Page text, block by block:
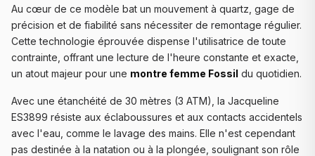
Au cœur de ce modèle bat un mouvement à quartz, gage de
précision et de fiabilité sans nécessiter de remontage régulier.
Cette technologie éprouvée dispense l'utilisatrice de toute
contrainte, offrant une lecture de l'heure constante et exacte,
un atout majeur pour une montre femme Fossil du quotidien.
Avec une étanchéité de 30 mètres (3 ATM), la Jacqueline
ES3899 résiste aux éclaboussures et aux contacts accidentels
avec l'eau, comme le lavage des mains. Elle n'est cependant
pas destinée à la natation ou à la plongée, soulignant son rôle